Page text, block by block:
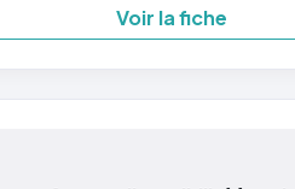
Voir la fiche